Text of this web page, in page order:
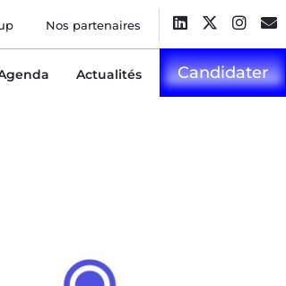
Nos partenaires
Actualités Candidater